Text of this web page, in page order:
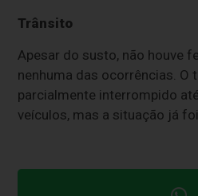
Trânsito
Apesar do susto, não houve
nenhuma das ocorrências. O
parcialmente interrompido
veículos, mas a situação já